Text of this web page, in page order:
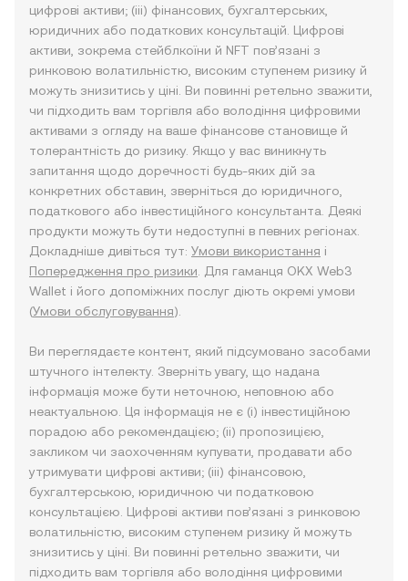
цифрові активи; (iii) фінансових, бухгалтерських,
юридичних або податкових консультацій. Цифрові
активи, зокрема стейблкоїни й NFT пов’язані з
ринковою волатильністю, високим ступенем ризику й
можуть знизитись у ціні. Ви повинні ретельно зважити,
чи підходить вам торгівля або володіння цифровими
активами з огляду на ваше фінансове становище й
толерантність до ризику. Якщо у вас виникнуть
запитання щодо доречності будь-яких дій за
конкретних обставин, зверніться до юридичного,
податкового або інвестиційного консультанта. Деякі
продукти можуть бути недоступні в певних регіонах.
Докладніше дивіться тут: Умови використання і
Попередження про ризики . Для гаманця OKX Web3
Wallet і його допоміжних послуг діють окремі умови
(Умови обслуговування).
Ви переглядаєте контент, який підсумовано засобами
штучного інтелекту. Зверніть увагу, що надана
інформація може бути неточною, неповною або
неактуальною. Ця інформація не є (i) інвестиційною
порадою або рекомендацією; (ii) пропозицією,
закликом чи заохоченням купувати, продавати або
утримувати цифрові активи; (iii) фінансовою,
бухгалтерською, юридичною чи податковою
консультацією. Цифрові активи пов’язані з ринковою
волатильністю, високим ступенем ризику й можуть
знизитись у ціні. Ви повинні ретельно зважити, чи
підходить вам торгівля або володіння цифровими